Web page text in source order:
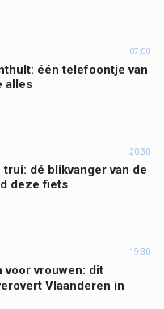
07:00
één telefoontje van
alles
20:30
dé blikvanger van de
deze fiets
19:30
voor vrouwen: dit
Vlaanderen in